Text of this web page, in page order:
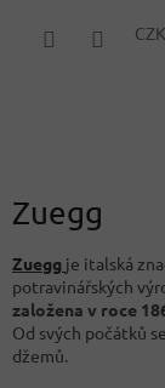
CZK
Zuegg
Zuegg je italská
potravinářských
založena v roce
Od svých počátků se
džemů.